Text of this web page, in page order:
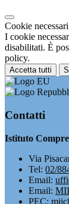
Cookie
I cookie
disabilitati. È
policy.
Accetta tutti
Contatti
Istituto
Via
Tel: 02/
Email:
Email:
PEC: